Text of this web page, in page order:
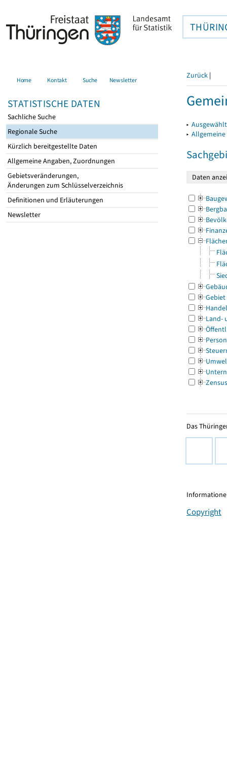
Home Kontakt Suche Newsletter
STATISTISCHE DATEN
Sachliche Suche
Regionale Suche
Kürzlich bereitgestellte Daten
Allgemeine Angaben, Zuordnungen
Gebietsveränderungen,
Änderungen zum Schlüsselverzeichnis
Definitionen und Erläuterungen
Newsletter
Zurück |
▸
▸
Gebiet
Land-
Zensus
Das
Copyright